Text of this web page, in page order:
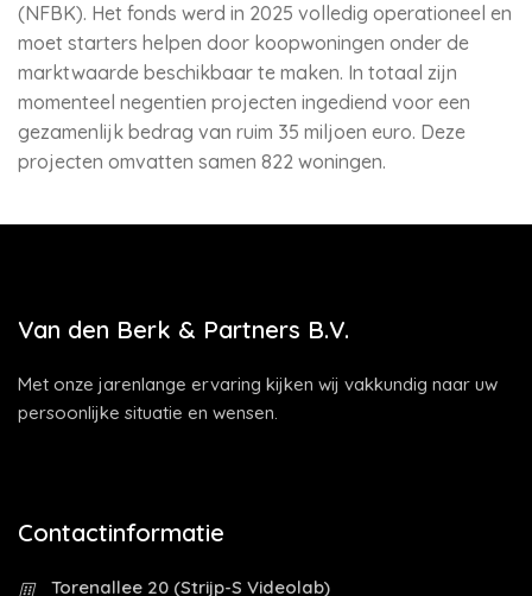
(NFBK). Het fonds werd in 2025 volledig operationeel en
moet starters helpen door koopwoningen onder de
marktwaarde beschikbaar te maken. In totaal zijn
momenteel negentien projecten ingediend voor een
gezamenlijk bedrag van ruim 35 miljoen euro. Deze
projecten omvatten samen 822 woningen.
Van den Berk & Partners B.V.
Met onze jarenlange ervaring kijken wij vakkundig naar uw
persoonlijke situatie en wensen.
Contactinformatie
Torenallee 20 (Strijp-S Videolab)